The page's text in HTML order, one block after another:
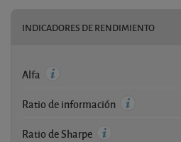
INDICADORES DE RENDIMIENTO
Alfa
Ratio de información
Ratio de Sharpe